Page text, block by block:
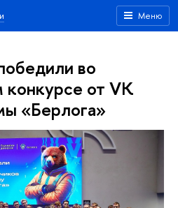
Меню
во
от VK
«Берлога»